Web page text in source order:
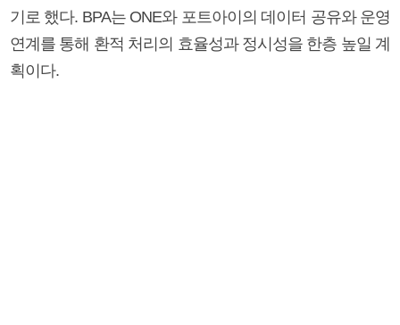
기로 했다. BPA는 ONE와 포트아이의 데이터 공유와 운영
연계를 통해 환적 처리의 효율성과 정시성을 한층 높일 계
획이다.